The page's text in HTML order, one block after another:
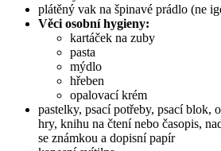
plátěný vak na špinavé prádlo (ne
Věci osobní hygieny:
kartáček na zuby
pasta
mýdlo
hřeben
opalovací krém
pastelky, psací potřeby, psací blok,
hry, knihu na čtení nebo časopis,
se známkou a dopisní papír